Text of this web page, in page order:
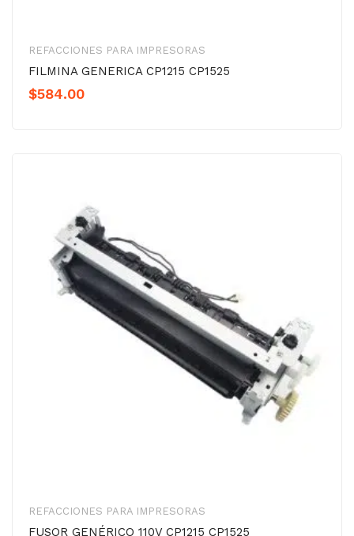
REFACCIONES PARA IMPRESORAS
FILMINA GENERICA CP1215 CP1525
$584.00
REFACCIONES PARA IMPRESORAS
FUSOR GENÉRICO 110V CP1215 CP1525